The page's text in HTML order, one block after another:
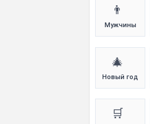
👨
Мужчины
🎄
Новый год
🛒